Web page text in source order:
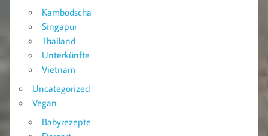
Kambodscha
Singapur
Thailand
Unterkünfte
Vietnam
Uncategorized
Vegan
Babyrezepte